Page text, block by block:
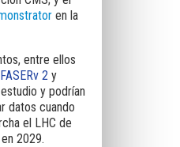
en la
entre ellos
FASERν 2 y
y podrían
datos cuando
el LHC de
2029.